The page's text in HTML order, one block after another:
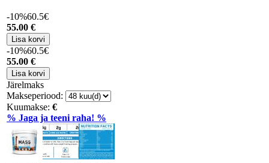
-10%60.5€
55.00 €
-10%60.5€
55.00 €
Järelmaks
Makseperiood:
Kuumakse: €
% Jaga ja teeni raha! %